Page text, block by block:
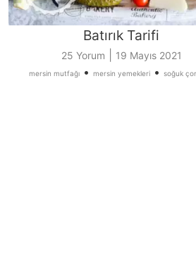
Batırık Tarifi
25 Yorum 19 Mayıs 2021
mersin mutfağı • mersin yemekleri • soğuk